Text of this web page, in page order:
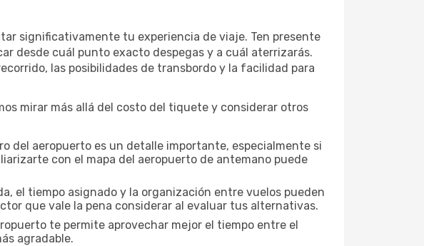
significativamente tu experiencia de viaje. Ten presente
desde cuál punto exacto despegas y a cuál aterrizarás.
las posibilidades de transbordo y la facilidad para
mirar más allá del costo del tiquete y considerar otros
del aeropuerto es un detalle importante, especialmente si
con el mapa del aeropuerto de antemano puede
el tiempo asignado y la organización entre vuelos pueden
que vale la pena considerar al evaluar tus alternativas.
te permite aprovechar mejor el tiempo entre el
agradable.